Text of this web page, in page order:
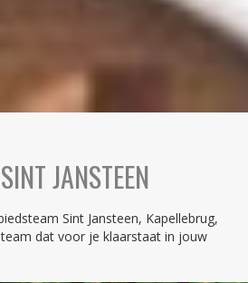
JANSTEEN
Sint Jansteen, Kapellebrug,
dat voor je klaarstaat in jouw